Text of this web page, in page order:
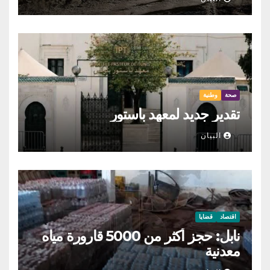
صحة وطنية
تقدير جديد لمعهد باستور
البيان
اقتصاد قضايا
نابل: حجز أكثر من 5000 قارورة مياه
معدنية